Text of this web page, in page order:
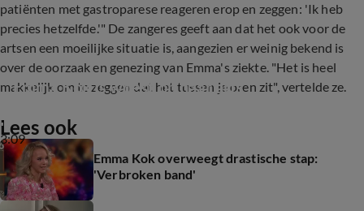
patiënten met gastroparese reageren erop en zeggen: 'Ik heb
precies hetzelfde.'" De zangeres geeft aan dat het ook voor de
artsen een moeilijke situatie is, aangezien er weinig bekend is
over de oorzaak en genezing van Emma's ziekte. "Het is heel
makkelijk om te zeggen dat het tussen je oren zit", vertelde ze.
3:09
Emma Kok is woest op haar arts
Lees ook
Emma Kok overweegt drastische stap:
'Verbroken band'